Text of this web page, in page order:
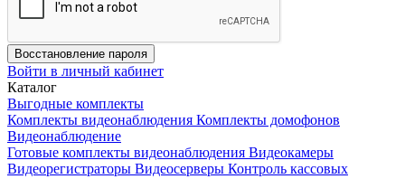
Восстановление пароля
Войти в личный кабинет
Каталог
Выгодные комплекты
Комплекты видеонаблюдения Комплекты домофонов
Видеонаблюдение
Готовые комплекты видеонаблюдения Видеокамеры
Видеорегистраторы Видеосерверы Контроль кассовых